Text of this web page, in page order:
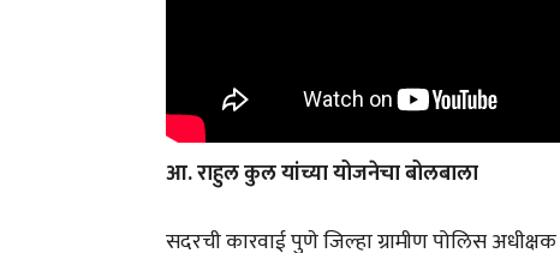
आ. राहुल कुल यांच्या योजनेचा बोलबाला
सदरची कारवाई पुणे जिल्हा ग्रामीण पोलिस